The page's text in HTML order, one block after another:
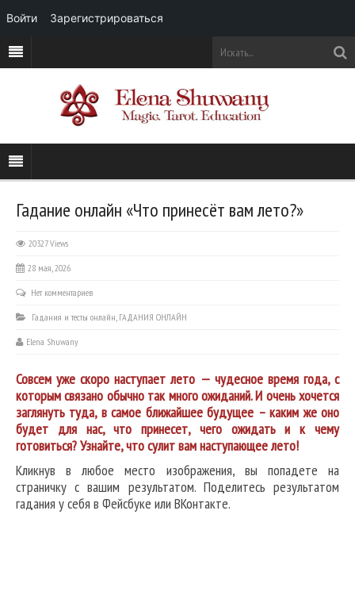
Гадание онлайн «Что принесёт вам лето?»
20327 Views
28 мая, 2026
Нет комментариев
Гадания и тесты онлайн, ГАДАНИЯ ОНЛАЙН
Elena Shuwany
Совсем уже скоро наступает лето — чудесное время года, с
которым связано обычно так много ожиданий. И очень хочется
заглянуть туда, в самое ближайшее будущее – каким же оно
будет для нас, что принесет, чего ожидать и к чему
готовиться? Узнайте, что сулит вам наступающее лето!
Кликнув в любое место изображения, вы попадете на
страничку с вашим результатом. Поделитесь результатом
гадания у себя в Фейсбуке или ВКонтакте.
Войти Зарегистрироваться